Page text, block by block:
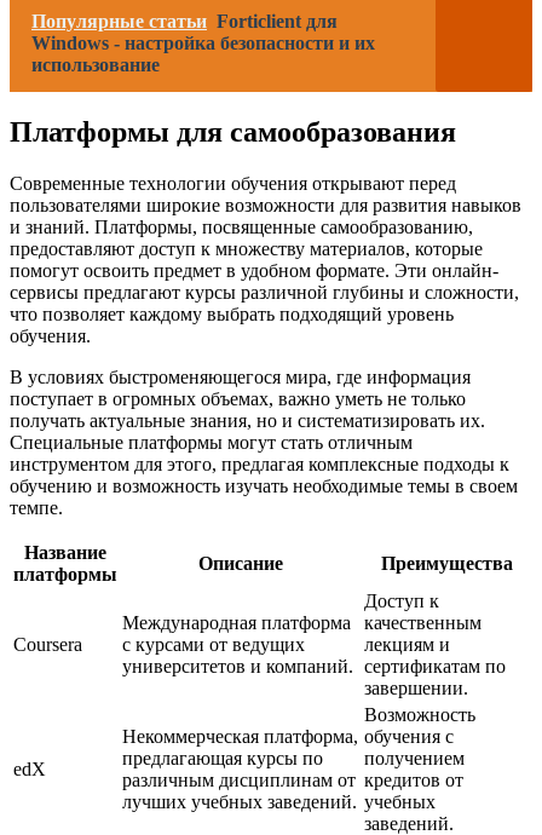
Популярные статьи Forticlient для
Windows - настройка безопасности и их
использование
Платформы для самообразования
Современные технологии обучения открывают перед
пользователями широкие возможности для развития навыков
и знаний. Платформы, посвященные самообразованию,
предоставляют доступ к множеству материалов, которые
помогут освоить предмет в удобном формате. Эти онлайн-
сервисы предлагают курсы различной глубины и сложности,
что позволяет каждому выбрать подходящий уровень
обучения.
В условиях быстроменяющегося мира, где информация
поступает в огромных объемах, важно уметь не только
получать актуальные знания, но и систематизировать их.
Специальные платформы могут стать отличным
инструментом для этого, предлагая комплексные подходы к
обучению и возможность изучать необходимые темы в своем
темпе.
Название
платформы
Описание Преимущества
Coursera
Международная платформа
с курсами от ведущих
университетов и компаний.
Доступ к
качественным
лекциям и
сертификатам по
завершении.
edX
Некоммерческая платформа,
предлагающая курсы по
различным дисциплинам от
лучших учебных заведений.
Возможность
обучения с
получением
кредитов от
учебных
заведений.